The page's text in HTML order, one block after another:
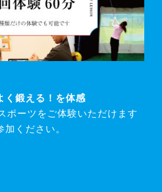
く鍛える！を体感
ポーツをご体験いただけます
ください。